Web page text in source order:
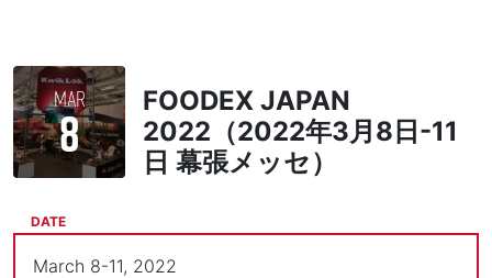
FOODEX JAPAN
2022（2022年3月8日-11
日 幕張メッセ）
MAR
8
DATE
March 8-11, 2022